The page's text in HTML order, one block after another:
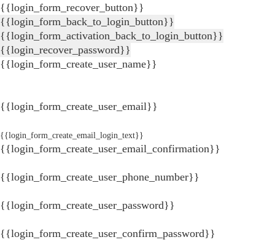
{{login_form_recover_button}}
{{login_form_back_to_login_button}}
{{login_form_activation_back_to_login_button}}
{{login_recover_password}}
{{login_form_create_user_name}}
{{login_form_create_user_email}}
{{login_form_create_email_login_text}}
{{login_form_create_user_email_confirmation}}
{{login_form_create_user_phone_number}}
{{login_form_create_user_password}}
{{login_form_create_user_confirm_password}}